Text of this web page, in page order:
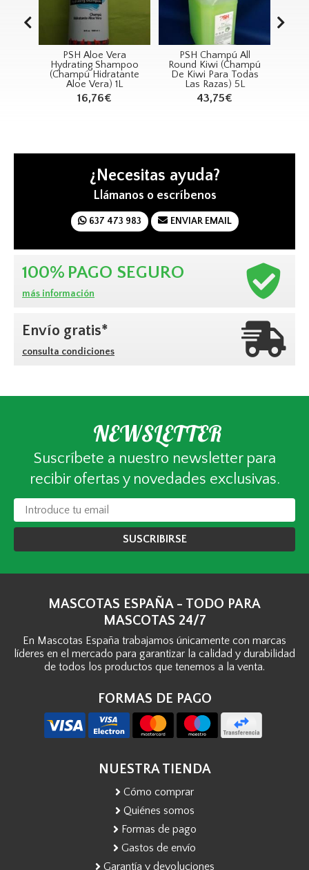
PSH Aloe Vera
Hydrating Shampoo
(Champú Hidratante
Aloe Vera) 1L
16,76€
PSH Champú All
Round Kiwi (Champú
De Kiwi Para Todas
Las Razas) 5L
43,75€
¿Necesitas ayuda?
Llámanos o escríbenos
637 473 983 ENVIAR EMAIL
100% PAGO SEGURO
más información
Envío gratis*
consulta condiciones
NEWSLETTER
Suscríbete a nuestro newsletter para
recibir ofertas y novedades exclusivas.
SUSCRIBIRSE
MASCOTAS ESPAÑA - TODO PARA
MASCOTAS 24/7
En Mascotas España trabajamos únicamente con marcas
líderes en el mercado para garantizar la calidad y durabilidad
de todos los productos que tenemos a la venta.
FORMAS DE PAGO
NUESTRA TIENDA
Cómo comprar
Quiénes somos
Formas de pago
Gastos de envío
Garantía y devoluciones